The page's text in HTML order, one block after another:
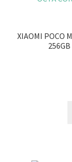
XIAOMI POCO